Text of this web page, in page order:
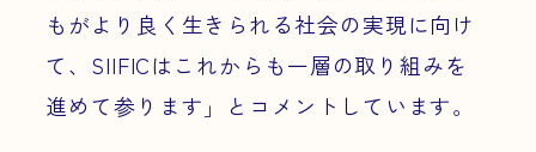
もがより良く生きられる社会の実現に向け
て、SIIFICはこれからも一層の取り組みを
進めて参ります」とコメントしています。